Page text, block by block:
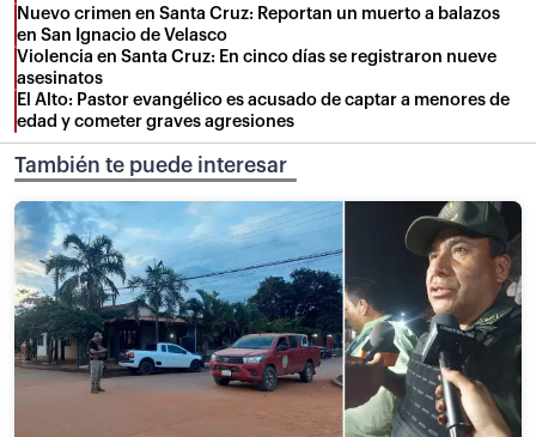
Nuevo crimen en Santa Cruz: Reportan un muerto a balazos
en San Ignacio de Velasco
Violencia en Santa Cruz: En cinco días se registraron nueve
asesinatos
El Alto: Pastor evangélico es acusado de captar a menores de
edad y cometer graves agresiones
También te puede interesar